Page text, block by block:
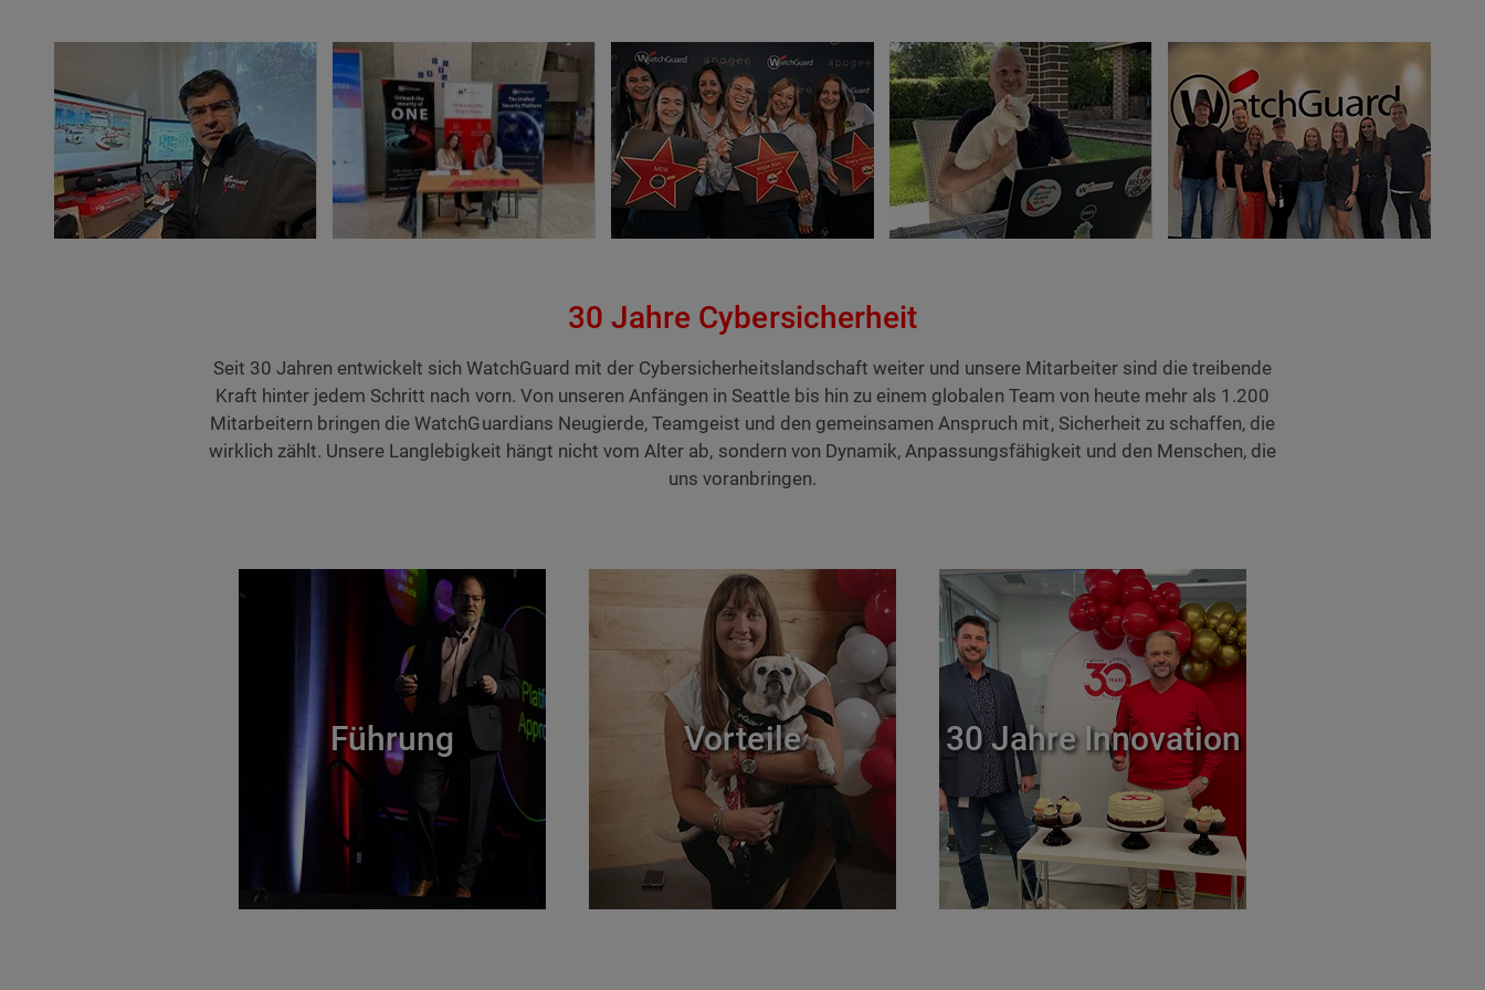
30 Jahre Cybersicherheit
Seit 30 Jahren entwickelt sich WatchGuard mit der Cybersicherheitslandschaft weiter und unsere Mitarbeiter sind die treibende
Kraft hinter jedem Schritt nach vorn. Von unseren Anfängen in Seattle bis hin zu einem globalen Team von heute mehr als 1.200
Mitarbeitern bringen die WatchGuardians Neugierde, Teamgeist und den gemeinsamen Anspruch mit, Sicherheit zu schaffen, die
wirklich zählt. Unsere Langlebigkeit hängt nicht vom Alter ab, sondern von Dynamik, Anpassungsfähigkeit und den Menschen, die
uns voranbringen.
Führung Vorteile 30 Jahre Innovation